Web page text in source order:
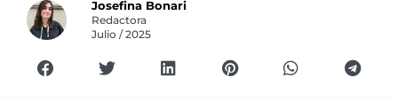
Josefina Bonari
Redactora
Julio / 2025